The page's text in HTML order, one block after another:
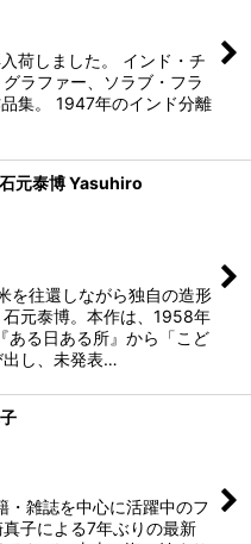
荷しました。 インド・チ
ラファー、ソラブ・フラ
集。 1947年のインド分離
元泰博 Yasuhiro
を往還しながら独自の造形
元泰博。本作は、1958年
ある日ある所』から「こど
出し、未発表…
雑誌を中心に活躍中のフ
子による7年ぶりの最新